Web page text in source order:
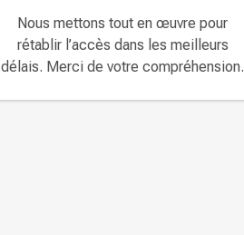
Nous mettons tout en œuvre pour
rétablir l’accès dans les meilleurs
délais. Merci de votre compréhension.